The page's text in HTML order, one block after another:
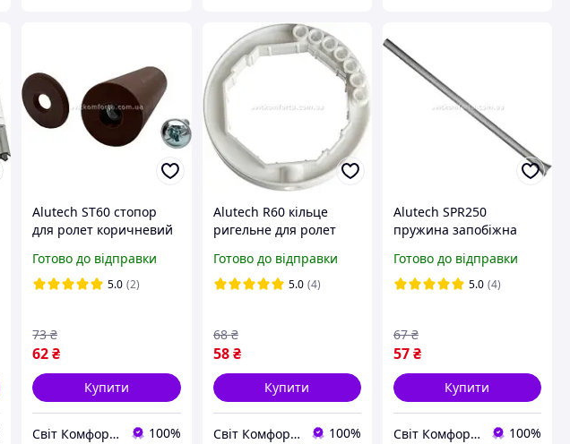
Alutech ST60 стопор
для ролет коричневий
Готово до відправки
5.0 (2)
62₴
73 ₴
Купити
Світ Комфорту - Ворота, ролети, автоматика для воріт, жалюзі 100%
Alutech R60 кільце
ригельне для ролет
Готово до відправки
5.0 (4)
58 ₴
68 ₴
Купити
Світ Комфорту - Ворота, ролети, автоматика для воріт, жалюзі 100%
Alutech SPR250
пружина запобіжна
Готово до відправки
5.0 (4)
57₴
67 ₴
Купити
Світ Комфорту - Ворота, ролети, автоматика для воріт, жалюзі 100%